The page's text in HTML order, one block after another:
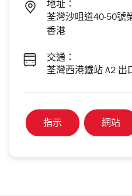
地址：
荃灣沙咀道40-50號
香港
交通：
荃灣西港鐵站 A2 出
指示 網站